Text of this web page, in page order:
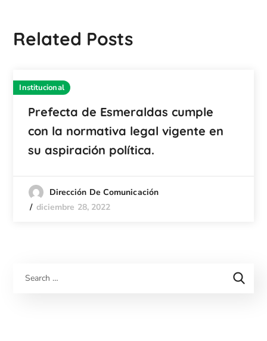
Related Posts
Institucional
Prefecta de Esmeraldas cumple
con la normativa legal vigente en
su aspiración política.
Dirección De Comunicación
diciembre 28, 2022